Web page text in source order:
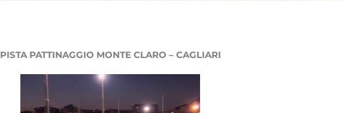
PISTA PATTINAGGIO MONTE CLARO – CAGLIARI